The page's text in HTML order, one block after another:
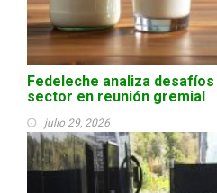
Fedeleche analiza
sector en reunión gremial
julio 29, 2026